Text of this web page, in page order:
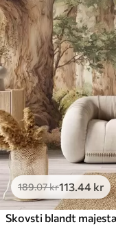
189.07kr113.44 kr